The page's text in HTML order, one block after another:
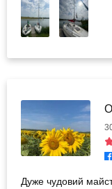
Дуже чудовий